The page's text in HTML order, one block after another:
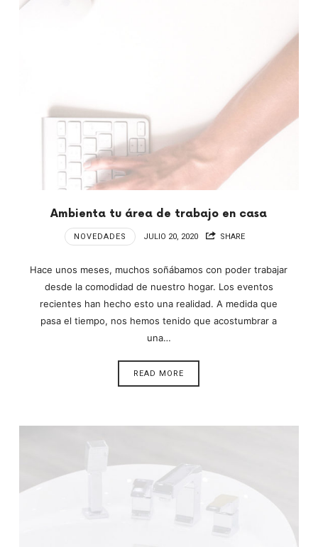
Ambienta tu área de trabajo en casa
NOVEDADES JULIO 20, 2020 SHARE
Hace unos meses, muchos soñábamos con poder trabajar
desde la comodidad de nuestro hogar. Los eventos
recientes han hecho esto una realidad. A medida que
pasa el tiempo, nos hemos tenido que acostumbrar a
una…
READ MORE